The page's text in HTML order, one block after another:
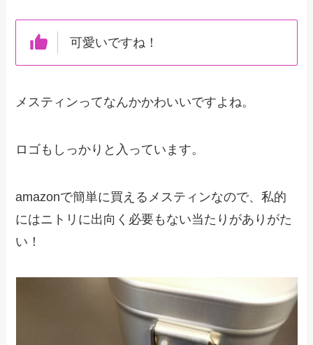
可愛いですね！
メスティンってなんかかわいいですよね。
ロゴもしっかりと入っています。
amazonで簡単に買えるメスティンなので、私的
にはニトリに出向く必要もない当たりがありがた
い！